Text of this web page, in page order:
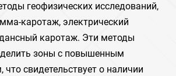
геофизических исследований,
каротаж, электрический
каротаж. Эти методы
зоны с повышенным
что свидетельствует о наличии